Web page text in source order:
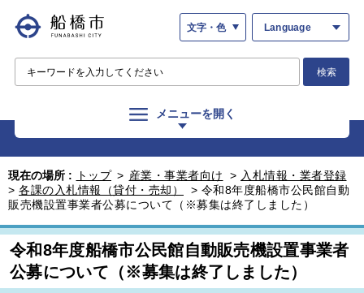
文字・色 Language
検索
メニューを開く
現在の場所 : トップ > 産業・事業者向け > 入札情報・業者登録
> 各課の入札情報（貸付・売却） > 令和8年度船橋市公民館自動
販売機設置事業者公募について（※募集は終了しました）
令和8年度船橋市公民館自動販売機設置事業者
公募について（※募集は終了しました）